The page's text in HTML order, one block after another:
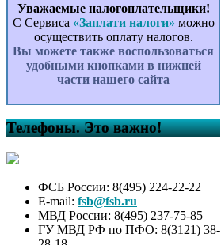
Уважаемые налогоплательщики!
С Сервиса «Заплати налоги» можно
осуществить оплату налогов.
Вы можете также воспользоваться
удобными кнопками в нижней
части нашего сайта
Телефоны. Это важно!
ФСБ России: 8(495) 224-22-22
E-mail: fsb@fsb.ru
МВД России: 8(495) 237-75-85
ГУ МВД РФ по ПФО: 8(3121) 38-